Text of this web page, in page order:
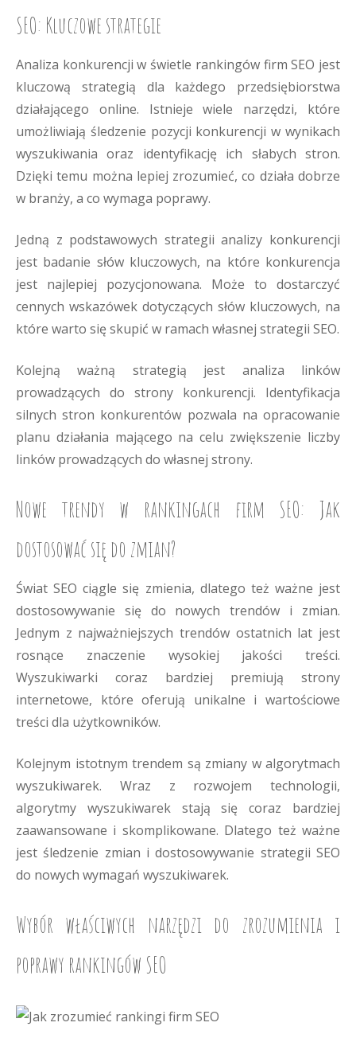
SEO: Kluczowe strategie
Analiza konkurencji w świetle rankingów firm SEO jest
kluczową strategią dla każdego przedsiębiorstwa
działającego online. Istnieje wiele narzędzi, które
umożliwiają śledzenie pozycji konkurencji w wynikach
wyszukiwania oraz identyfikację ich słabych stron.
Dzięki temu można lepiej zrozumieć, co działa dobrze
w branży, a co wymaga poprawy.
Jedną z podstawowych strategii analizy konkurencji
jest badanie słów kluczowych, na które konkurencja
jest najlepiej pozycjonowana. Może to dostarczyć
cennych wskazówek dotyczących słów kluczowych, na
które warto się skupić w ramach własnej strategii SEO.
Kolejną ważną strategią jest analiza linków
prowadzących do strony konkurencji. Identyfikacja
silnych stron konkurentów pozwala na opracowanie
planu działania mającego na celu zwiększenie liczby
linków prowadzących do własnej strony.
Nowe trendy w rankingach firm SEO: Jak
dostosować się do zmian?
Świat SEO ciągle się zmienia, dlatego też ważne jest
dostosowywanie się do nowych trendów i zmian.
Jednym z najważniejszych trendów ostatnich lat jest
rosnące znaczenie wysokiej jakości treści.
Wyszukiwarki coraz bardziej premiują strony
internetowe, które oferują unikalne i wartościowe
treści dla użytkowników.
Kolejnym istotnym trendem są zmiany w algorytmach
wyszukiwarek. Wraz z rozwojem technologii,
algorytmy wyszukiwarek stają się coraz bardziej
zaawansowane i skomplikowane. Dlatego też ważne
jest śledzenie zmian i dostosowywanie strategii SEO
do nowych wymagań wyszukiwarek.
Wybór właściwych narzędzi do zrozumienia i
poprawy rankingów SEO